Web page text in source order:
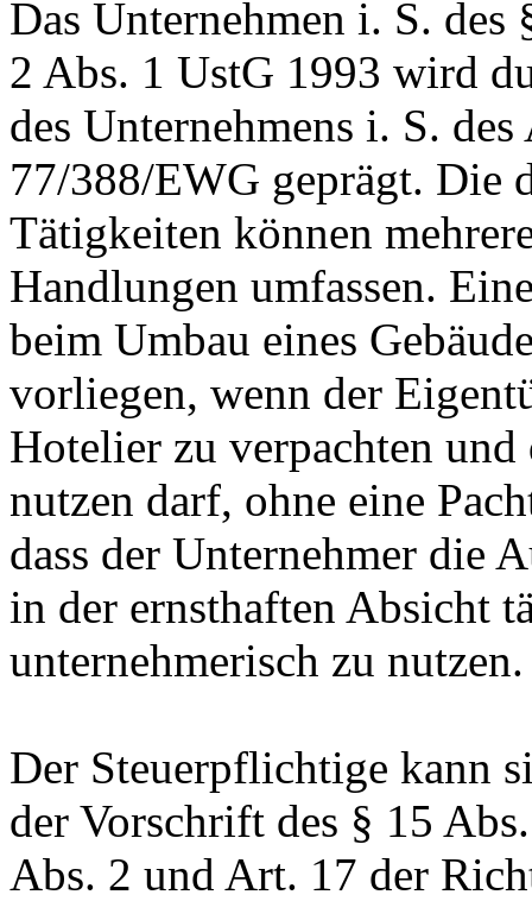
Das Unternehmen i. S.
2 Abs. 1 UstG 1993 wird
des Unternehmens i. S.
77/388/EWG geprägt. Die
Tätigkeiten können
Handlungen umfassen.
beim Umbau eines
vorliegen, wenn der
Hotelier zu verpachten und
nutzen darf, ohne eine
dass der Unternehmer die
in der ernsthaften Absicht
unternehmerisch zu nutzen.
Der Steuerpflichtige kann
der Vorschrift des § 15
Abs. 2 und Art. 17 der